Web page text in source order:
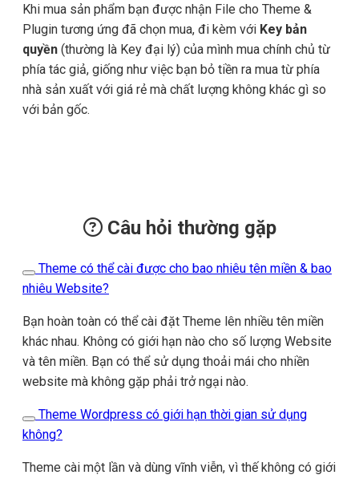
Khi mua sản phẩm bạn được nhận File cho Theme &
Plugin tương ứng đã chọn mua, đi kèm với Key bản
quyền (thường là Key đại lý) của mình mua chính chủ từ
phía tác giả, giống như việc bạn bỏ tiền ra mua từ phía
nhà sản xuất với giá rẻ mà chất lượng không khác gì so
với bản gốc.
Câu hỏi thường gặp
Theme có thể cài được cho bao nhiêu tên miền & bao
nhiêu Website?
Bạn hoàn toàn có thể cài đặt Theme lên nhiều tên miền
khác nhau. Không có giới hạn nào cho số lượng Website
và tên miền. Bạn có thể sử dụng thoải mái cho nhiền
website mà không gặp phải trở ngại nào.
Theme Wordpress có giới hạn thời gian sử dụng
không?
Theme cài một lần và dùng vĩnh viễn, vì thế không có giới